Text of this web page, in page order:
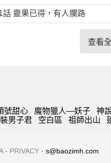
話 靈果已得，有人攔路
查看
號甜心 魔物獵人—妖子 神
男子君 空白區 祖師出山
· PRIVACY · s@baozimh.com